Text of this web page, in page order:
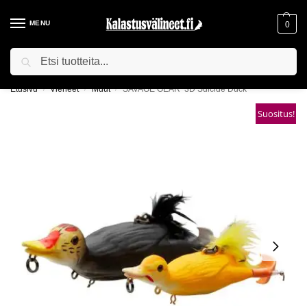
MENU 0
ILMAINEN TOIMITUS YLI 75€ TILAUKSILLE!
Etusivu / Vieheet / Muut / SAVAGE GEAR 3D Suicide Duck
Suositus!